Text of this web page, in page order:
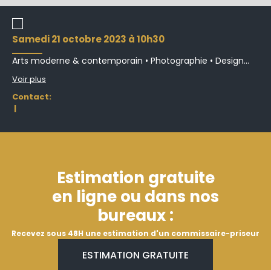
samedi 21 octobre 2023 à 10h30
Arts moderne & contemporain • Photographie • Design...
Voir plus
Contact:
|
Estimation gratuite
en ligne ou dans nos
bureaux :
Recevez sous 48H une estimation d'un commissaire-priseur
ESTIMATION GRATUITE